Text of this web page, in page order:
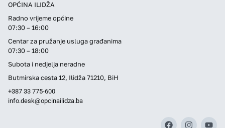
OPĆINA ILIDŽA
Radno vrijeme općine
07:30 – 16:00
Centar za pružanje usluga građanima
07:30 – 18:00
Subota i nedjelja neradne
Butmirska cesta 12, Ilidža 71210, BiH
+387 33 775-600
info.desk@opcinailidza.ba